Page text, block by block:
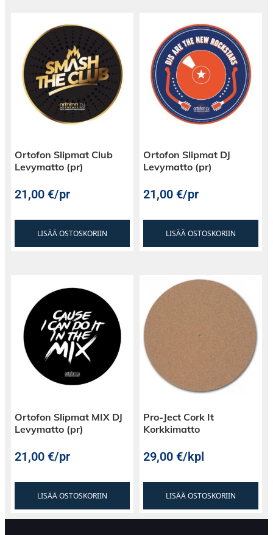
Ortofon Slipmat Club
Levymatto (pr)
21,00€/pr
LISÄÄ OSTOSKORIIN
Ortofon Slipmat DJ
Levymatto (pr)
21,00€/pr
LISÄÄ OSTOSKORIIN
Ortofon Slipmat MIX DJ
Levymatto (pr)
21,00€/pr
LISÄÄ OSTOSKORIIN
Pro-Ject Cork It
Korkkimatto
29,00€/kpl
LISÄÄ OSTOSKORIIN